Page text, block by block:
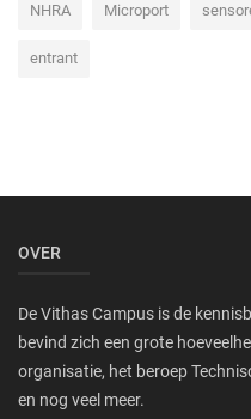
NHRA Microport
entrant
OVER
De Vithas Campus is de
bevind zich een grote
organisatie, het beroep
en nog veel meer.